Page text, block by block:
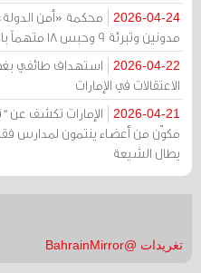
2026-04-24
مدونين وتبرئة 9 وحبس 18 متهماً بالتعاطف مع إيران
2026-04-22
استهداف طائفي
الاعتقالات في الإمارات
2026-04-21
الإمارات تكشف عن
مكوّن من أعضاء ينتمون لمدارس
يطال الشيعة
تغريدات @BahrainMirror